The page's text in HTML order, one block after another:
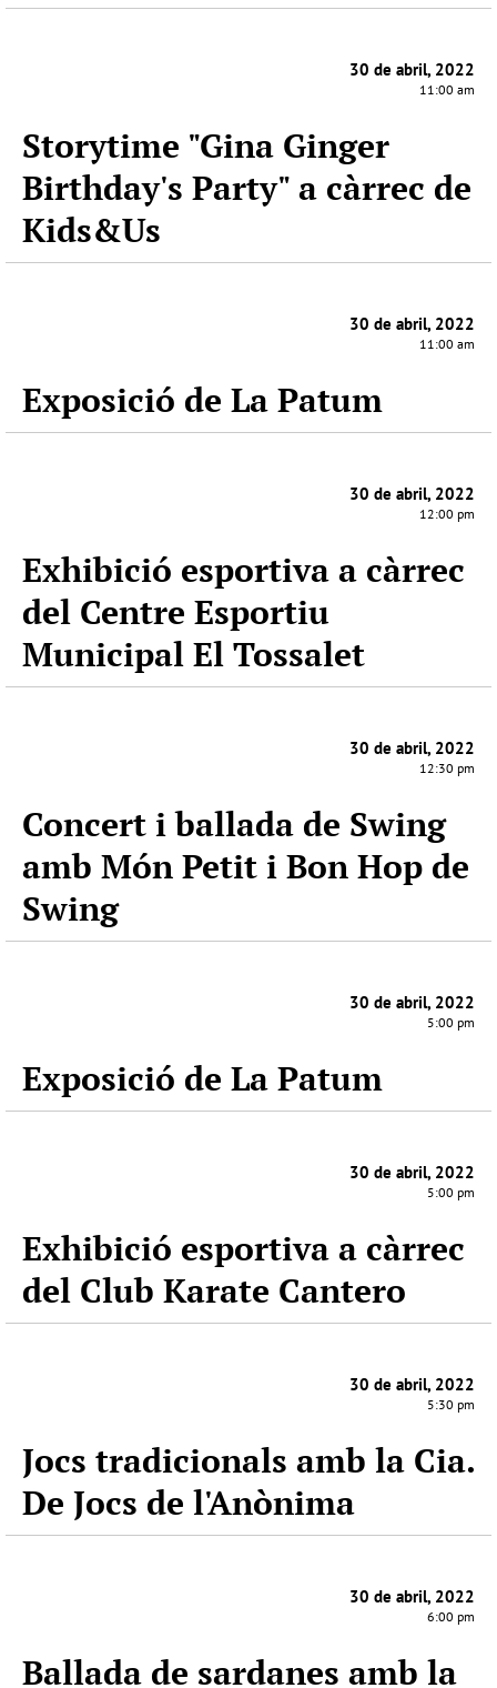
30 de abril, 2022
11:00 am
Storytime "Gina Ginger
Birthday's Party" a càrrec de
Kids&Us
30 de abril, 2022
11:00 am
Exposició de La Patum
30 de abril, 2022
12:00 pm
Exhibició esportiva a càrrec
del Centre Esportiu
Municipal El Tossalet
30 de abril, 2022
12:30 pm
Concert i ballada de Swing
amb Món Petit i Bon Hop de
Swing
30 de abril, 2022
5:00 pm
Exposició de La Patum
30 de abril, 2022
5:00 pm
Exhibició esportiva a càrrec
del Club Karate Cantero
30 de abril, 2022
5:30 pm
Jocs tradicionals amb la Cia.
De Jocs de l'Anònima
30 de abril, 2022
6:00 pm
Ballada de sardanes amb la